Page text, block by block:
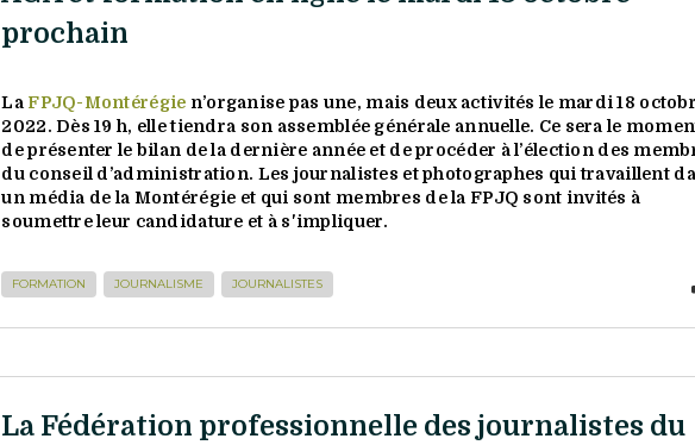
prochain
La FPJQ-Montérégie n’organise pas une, mais deux activités le mardi 18
2022. Dès19 h, elle tiendra son assemblée générale annuelle. Ce sera le
de présenter le bilan de la dernière année et de procéder à l’élection des
du conseil d’administration. Les journalistes et photographes qui travaillent
un média de la Montérégie et qui sont membres de la FPJQ sont invités à
soumettre leur candidature et à s'impliquer.
FORMATION JOURNALISME JOURNALISTES
La Fédération professionnelle des journalistes du